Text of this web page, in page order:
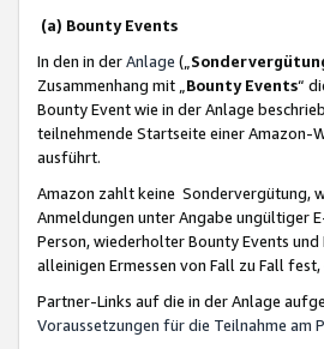
(a) Bounty Events
In den in derAnlage („
Zusammenhang mit „ Bounty Events“
Bounty Event wie in der Anlage
teilnehmende Startseite einer Amazon-
ausführt.
Amazon zahlt keine Sondervergütung,
Anmeldungen unter Angabe ungültiger
Person, wiederholter Bounty Events
alleinigen Ermessen von Fall zu Fall
Partner-Links auf die in der Anlage
Voraussetzungen für die Teilnahme am